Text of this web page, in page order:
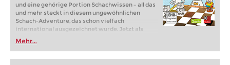
und eine gehörige Portion Schachwissen – all das
und mehr steckt in diesem ungewöhnlichen
Schach-Adventure, das schon vielfach
international ausgezeichnet wurde. Jetzt als
Browserspiel für PC, iPad, Tablet u.s.w.
Mehr...